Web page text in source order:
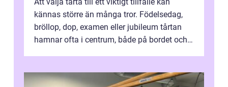
kännas större än många tror. Födelsedag,
bröllop, dop, examen eller jubileum tårtan
hamnar ofta i centrum, både på bordet och i